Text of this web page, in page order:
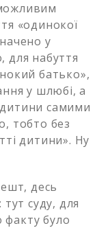
«одинокої
у
для набуття
батько»,
у шлюбі, а
самими
тобто без
дитини». Ну
десь
суду, для
було